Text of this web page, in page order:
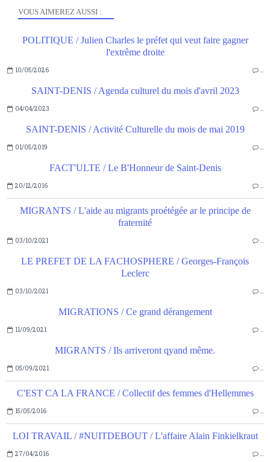
VOUS AIMEREZ AUSSI :
POLITIQUE / Julien Charles le préfet qui veut faire gagner
l'extrême droite
10/05/2026 …
SAINT-DENIS / Agenda culturel du mois d'avril 2023
04/04/2023 …
SAINT-DENIS / Activité Culturelle du mois de mai 2019
01/05/2019 …
FACT'ULTE / Le B'Honneur de Saint-Denis
20/12/2016 …
MIGRANTS / L'aide au migrants proétégée ar le principe de
fraternité
03/10/2021 …
LE PREFET DE LA FACHOSPHERE / Georges-François
Leclerc
03/10/2021 …
MIGRATIONS / Ce grand dérangement
11/09/2021 …
MIGRANTS / Ils arriveront qyand même.
05/09/2021 …
C'EST CA LA FRANCE / Collectif des femmes d'Hellemmes
15/05/2016 …
LOI TRAVAIL / #NUITDEBOUT / L'affaire Alain Finkielkraut
27/04/2016 …